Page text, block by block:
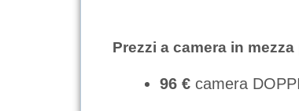
Prezzi a camera in
96 € camera